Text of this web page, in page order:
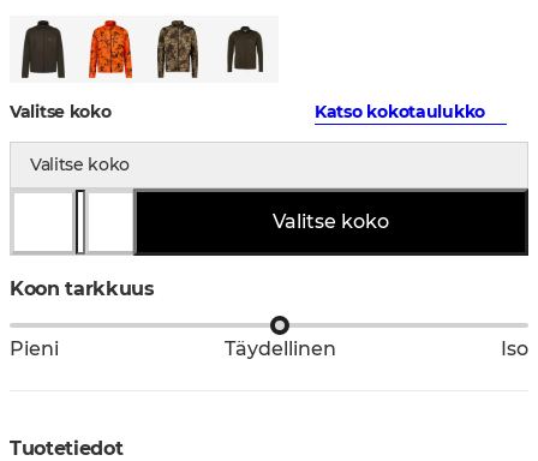
Valitse koko Katso kokotaulukko
Valitse koko
Valitse koko
Koon tarkkuus
Pieni Täydellinen Iso
Tuotetiedot